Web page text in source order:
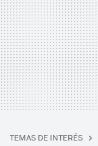
TEMAS DE INTERÉS